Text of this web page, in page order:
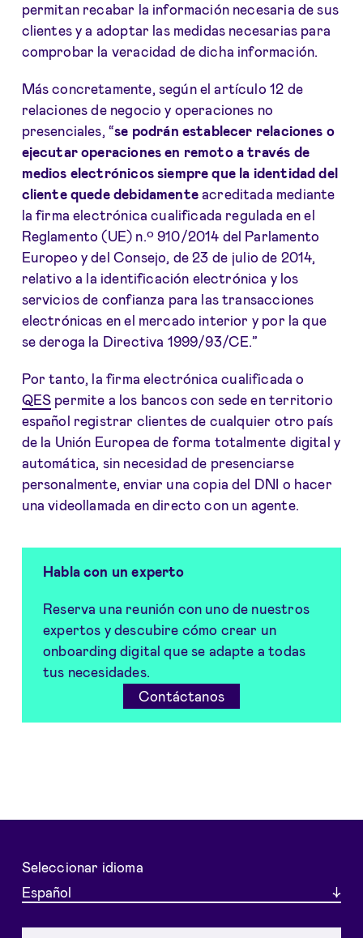
permitan recabar la información necesaria de sus
clientes y a adoptar las medidas necesarias para
comprobar la veracidad de dicha información.
Más concretamente, según el artículo 12 de
relaciones de negocio y operaciones no
presenciales, “se podrán establecer relaciones o
ejecutar operaciones en remoto a través de
medios electrónicos siempre que la identidad del
cliente quede debidamenteacreditada mediante
la firma electrónica cualificada regulada en el
Reglamento (UE) n.º 910/2014 del Parlamento
Europeo y del Consejo, de 23 de julio de 2014,
relativo a la identificación electrónica y los
servicios de confianza para las transacciones
electrónicas en el mercado interior y por la que
se deroga la Directiva 1999/93/CE.”
Por tanto, la firma electrónica cualificada o
QES permite a los bancos con sede en territorio
español registrar clientes de cualquier otro país
de la Unión Europea de forma totalmente digital y
automática, sin necesidad de presenciarse
personalmente, enviar una copia del DNI o hacer
una videollamada en directo con un agente.
Habla con un experto
Reserva una reunión con uno de nuestros
expertos y descubire cómo crear un
onboarding digital que se adapte a todas
tus necesidades.
Contáctanos
Seleccionar idioma
Español